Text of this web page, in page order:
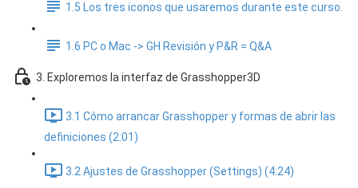
1.5 Los tres iconos que usaremos durante este curso.
1.6 PC o Mac -> GH Revisión y P&R = Q&A
3. Exploremos la interfaz de Grasshopper3D
3.1 Cómo arrancar Grasshopper y formas de abrir las
definiciones (2:01)
3.2 Ajustes de Grasshopper (Settings) (4:24)